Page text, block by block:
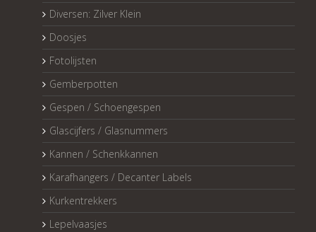
Diversen: Zilver Klein
Doosjes
Fotolijsten
Gemberpotten
Gespen / Schoengespen
Glascijfers / Glasnummers
Kannen / Schenkkannen
Karafhangers / Decanter Labels
Kurkentrekkers
Lepelvaasjes